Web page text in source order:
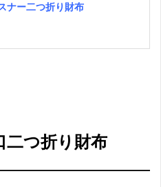
ナー二つ折り財布
二つ折り財布